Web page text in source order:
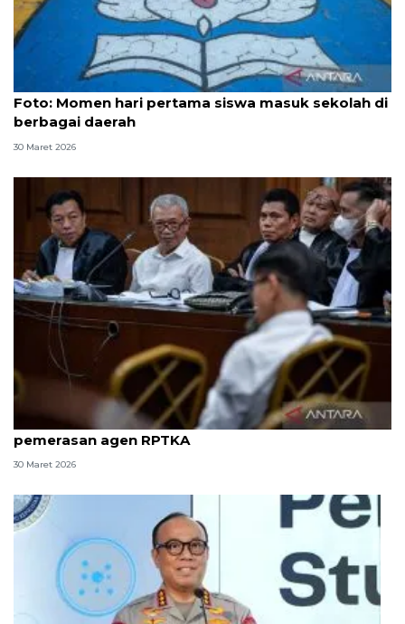
Foto: Momen hari pertama siswa masuk sekolah di
berbagai daerah
30 Maret 2026
8 ASN Kemenaker hadapi sidang tuntutan kasus
pemerasan agen RPTKA
30 Maret 2026